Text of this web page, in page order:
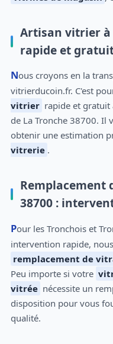
Artisan vitrier à
rapide et
Nous croyons en la transparence totale des tarifs chez
vitrierducoin.fr. C'est
vitrier rapide et gratuit
de La Tronche 38700. Il
obtenir une estimation
vitrerie .
Remplacement
38700 :
Pour les Tronchois et Tronchoises qui exigent une
intervention rapide,
remplacement de
Peu importe si votre
vitrée nécessite un
disposition pour vous
qualité.